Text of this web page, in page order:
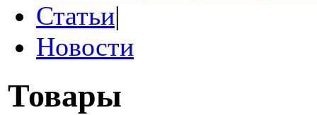
Статьи|
Новости
Товары